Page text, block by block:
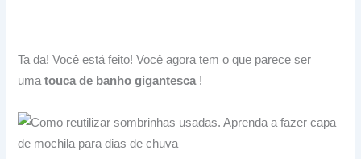
Ta da!Você está feito!Você agora tem o que parece ser
umatouca de banho gigantesca !